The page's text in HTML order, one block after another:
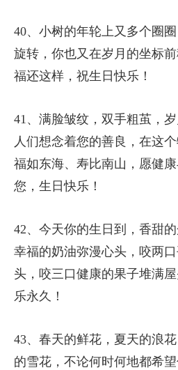
40、小树的年轮上又多个圈
旋转，你也又在岁月的坐标
福还这样，祝生日快乐！
41、满脸皱纹，双手粗茧，
人们想念着您的善良，在这
福如东海、寿比南山，愿健
您，生日快乐！
42、今天你的生日到，香甜
幸福的奶油弥漫心头，咬两
头，咬三口健康的果子堆满
乐永久！
43、春天的鲜花，夏天的浪
的雪花，不论何时何地都希